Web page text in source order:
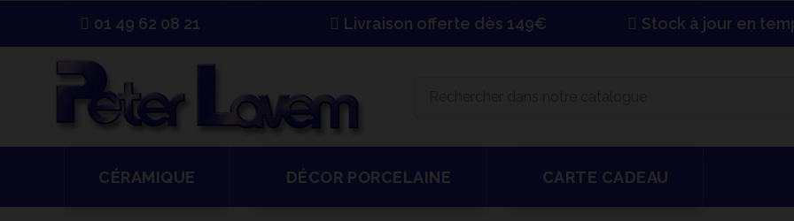
01 49 62 08 21 Livraison offerte dès 149€ Stock à jour en
CÉRAMIQUE DÉCOR PORCELAINE CARTE CADEAU